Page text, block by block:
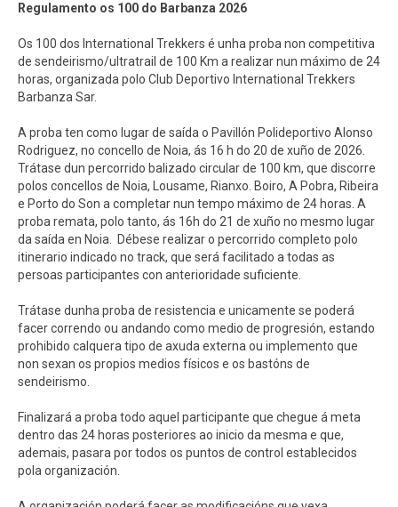
Regulamento os 100 do Barbanza 2026
Os 100 dos International Trekkers é unha proba non competitiva
de sendeirismo/ultratrail de 100 Km a realizar nun máximo de 24
horas, organizada polo Club Deportivo International Trekkers
Barbanza Sar.
A proba ten como lugar de saída o Pavillón Polideportivo Alonso
Rodriguez, no concello de Noia, ás 16 h do 20 de xuño de 2026.
Trátase dun percorrido balizado circular de 100 km, que discorre
polos concellos de Noia, Lousame, Rianxo. Boiro, A Pobra, Ribeira
e Porto do Son a completar nun tempo máximo de 24 horas. A
proba remata, polo tanto, ás 16h do 21 de xuño no mesmo lugar
da saída en Noia. Débese realizar o percorrido completo polo
itinerario indicado no track, que será facilitado a todas as
persoas participantes con anterioridade suficiente.
Trátase dunha proba de resistencia e unicamente se poderá
facer correndo ou andando como medio de progresión, estando
prohibido calquera tipo de axuda externa ou implemento que
non sexan os propios medios físicos e os bastóns de
sendeirismo.
Finalizará a proba todo aquel participante que chegue á meta
dentro das 24 horas posteriores ao inicio da mesma e que,
ademais, pasara por todos os puntos de control establecidos
pola organización.